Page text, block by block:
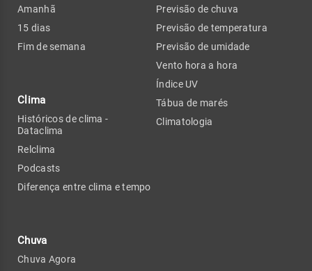
Amanhã
15 dias
Fim de semana
Clima
Históricos de clima -
Dataclima
Relclima
Podcasts
Diferença entre clima e tempo
Chuva
Chuva Agora
Previsão de chuva
Previsão de temperatura
Previsão de umidade
Vento hora a hora
Índice UV
Tábua de marés
Climatologia